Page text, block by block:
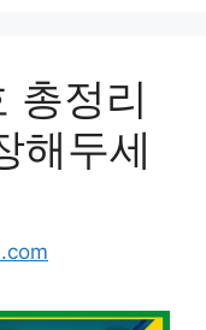
총정리
해두세